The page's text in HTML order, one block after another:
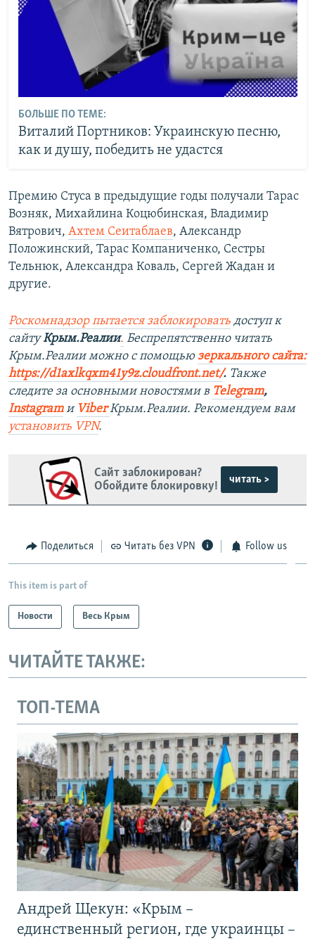
БОЛЬШЕ ПО ТЕМЕ:
Виталий Портников: Украинскую песню,
как и душу, победить не удастся
Премию Стуса в предыдущие годы получали Тарас
Возняк, Михайлина Коцюбинская, Владимир
Вятрович, Ахтем Сеитаблаев, Александр
Положинский, Тарас Компаниченко, Сестры
Тельнюк, Александра Коваль, Сергей Жадан и
другие.
Роскомнадзор пытается заблокировать доступ к
сайтуКрым.Реалии. Беспрепятственно читать
Крым.Реалии можно с помощью зеркального сайта:
https://d1axlkqxm41y9z.cloudfront.net/. ​ Также
следите за основными новостями в Telegram,
Instagram и ViberКрым.Реалии. Рекомендуем вам
установить VPN.
Сайт заблокирован?
Обойдите блокировку!
читать >
Поделиться Читать без VPN Follow us
This item is part of
Новости Весь Крым
ЧИТАЙТЕ ТАКЖЕ:
ТОП-ТЕМА
Андрей Щекун: «Крым –
единственный регион, где украинцы –